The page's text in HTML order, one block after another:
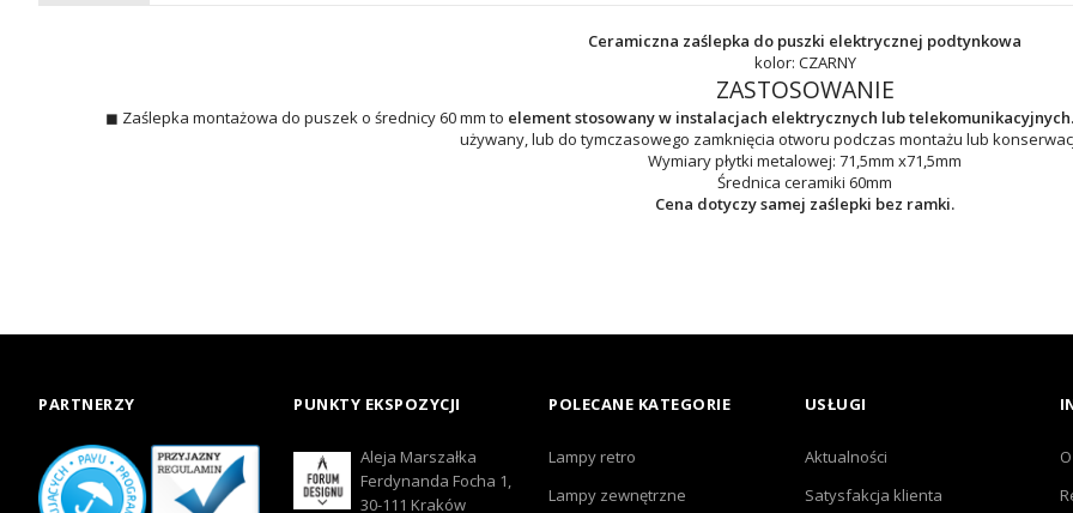
Ceramiczna zaślepka do puszki elektrycznej podtynkowa
kolor: CZARNY
ZASTOSOWANIE
◼ Zaślepka montażowa do puszek o średnicy 60 mm to element stosowany w instalacjach elektrycznych lub telekomunikacyjnych.
używany, lub do tymczasowego zamknięcia otworu podczas montażu lub
Wymiary płytki metalowej: 71,5mm x71,5mm
Średnica ceramiki 60mm
Cena dotyczy samej zaślepki bez ramki.
PARTNERZY PUNKTY EKSPOZYCJI
Aleja Marszałka
Ferdynanda Focha 1,
30-111 Kraków
POLECANE KATEGORIE
Lampy retro
Lampy zewnętrzne
USŁUGI
Aktualności
Satysfakcja klienta